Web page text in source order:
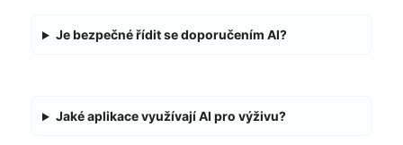
Je bezpečné řídit se doporučením AI?
Jaké aplikace využívají AI pro výživu?